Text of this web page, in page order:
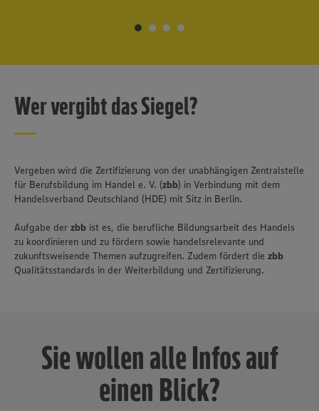
Wer vergibt das Siegel?
Vergeben wird die Zertifizierung von der unabhängigen Zentralstelle
für Berufsbildung im Handel e. V. (zbb) in Verbindung mit dem
Handelsverband Deutschland (HDE) mit Sitz in Berlin.
Aufgabe der zbb ist es, die berufliche Bildungsarbeit des Handels
zu koordinieren und zu fördern sowie handelsrelevante und
zukunftsweisende Themen aufzugreifen. Zudem fördert die zbb
Qualitätsstandards in der Weiterbildung und Zertifizierung.
Sie wollen alle Infos auf
einen Blick?